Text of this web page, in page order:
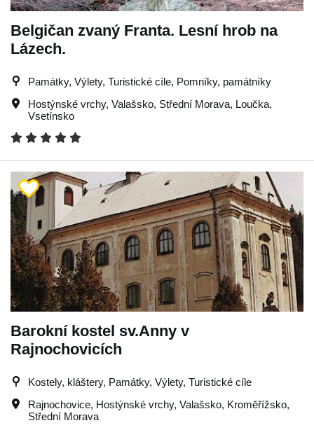
Belgičan zvaný Franta. Lesní hrob na
Lázech.
Památky, Výlety, Turistické cíle, Pomníky, památníky
Hostýnské vrchy, Valašsko, Střední Morava, Loučka,
Vsetínsko
Barokní kostel sv.Anny v
Rajnochovicích
Kostely, kláštery, Památky, Výlety, Turistické cíle
Rajnochovice, Hostýnské vrchy, Valašsko, Kroměřížsko,
Střední Morava